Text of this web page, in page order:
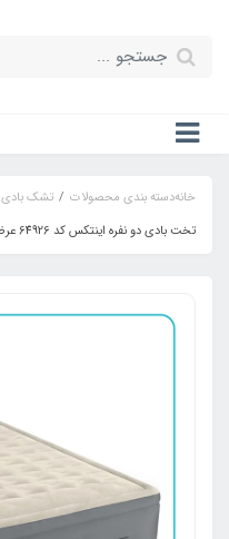
خانهدسته بندی محصولات
تشک بادی
تخت بادی دو نفره اینتکس کد 64926 عرض 152 سانتیمتر